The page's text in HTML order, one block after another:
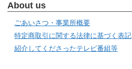
About us
ごあいさつ・事業所概要
特定商取引に関する法律に基づく表記
紹介してくださったテレビ番組等